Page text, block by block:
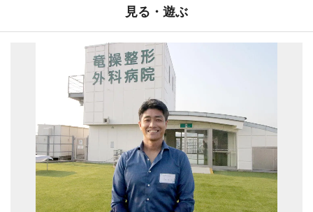
見る・遊ぶ